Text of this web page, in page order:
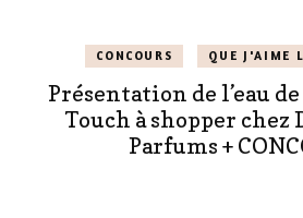
CONCOURS QUE J'AIME
Présentation de l’eau
Touch à shopper
Parfums +